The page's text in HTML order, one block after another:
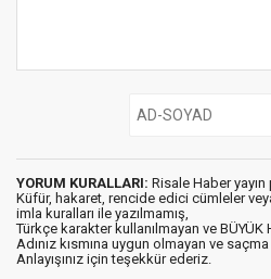
YORUM KURALLARI: Risale Haber
Küfür, hakaret, rencide edici cümleler
imla kuralları ile yazılmamış,
Türkçe karakter kullanılmayan ve BÜYÜK
Adınız kısmına uygun olmayan ve
Anlayışınız için teşekkür ederiz.